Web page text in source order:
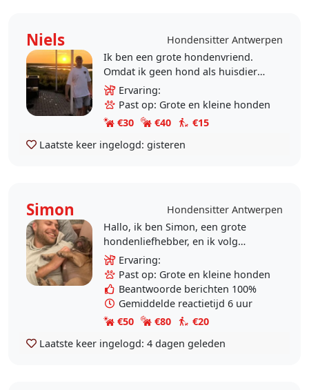
Niels
Hondensitter Antwerpen
Ik ben een grote hondenvriend.
Omdat ik geen hond als huisdier
mag nemen, geef ik jouw hond de
liefde die het verdient! Ik wil vooral
een leuke tijd..
Ervaring:
Past op: Grote en kleine honden
€30
€40
€15
Laatste keer ingelogd: gisteren
Simon
Hondensitter Antwerpen
Hallo, ik ben Simon, een grote
hondenliefhebber, en ik volg
momenteel een opleiding
Hondeninstructeur (met later een
specialisatie in..
Ervaring:
Past op: Grote en kleine honden
Beantwoorde berichten 100%
Gemiddelde reactietijd 6 uur
€50
€80
€20
Laatste keer ingelogd: 4 dagen geleden